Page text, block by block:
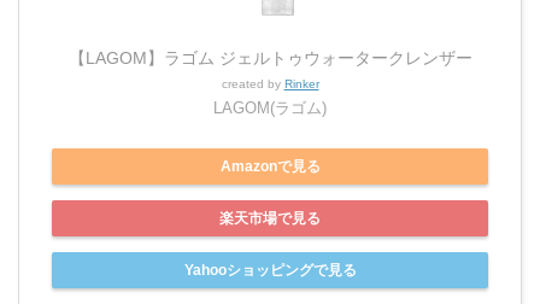
【LAGOM】ラゴム ジェルトゥウォータークレンザー
created by Rinker
LAGOM(ラゴム)
Amazonで見る
楽天市場で見る
Yahooショッピングで見る